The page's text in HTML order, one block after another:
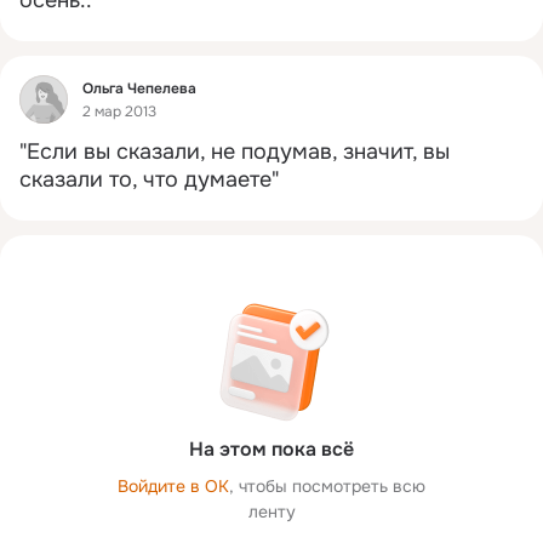
Фид
Ольга Чепелева
2 мар 2013
"Если вы сказали, не подумав, значит, вы
сказали то, что думаете"
На этом пока всё
Войдите в ОК, чтобы посмотреть всю
ленту